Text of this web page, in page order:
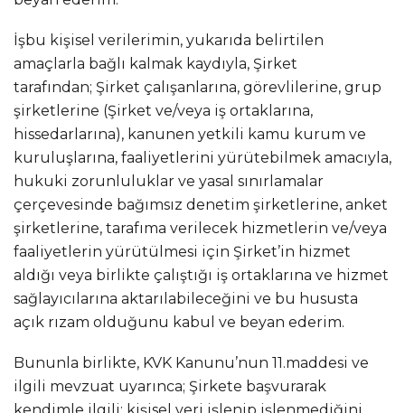
İşbu kişisel verilerimin, yukarıda belirtilen
amaçlarla bağlı kalmak kaydıyla, Şirket
tarafından; Şirket çalışanlarına, görevlilerine, grup
şirketlerine (Şirket ve/veya iş ortaklarına,
hissedarlarına), kanunen yetkili kamu kurum ve
kuruluşlarına, faaliyetlerini yürütebilmek amacıyla,
hukuki zorunluluklar ve yasal sınırlamalar
çerçevesinde bağımsız denetim şirketlerine, anket
şirketlerine, tarafıma verilecek hizmetlerin ve/veya
faaliyetlerin yürütülmesi için Şirket’in hizmet
aldığı veya birlikte çalıştığı iş ortaklarına ve hizmet
sağlayıcılarına aktarılabileceğini ve bu hususta
açık rızam olduğunu kabul ve beyan ederim.
Bununla birlikte, KVK Kanunu’nun 11.maddesi ve
ilgili mevzuat uyarınca; Şirkete başvurarak